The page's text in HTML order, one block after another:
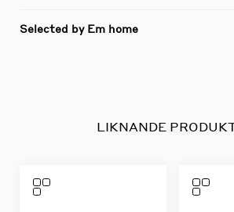
Selected by Em home
LIKNANDE